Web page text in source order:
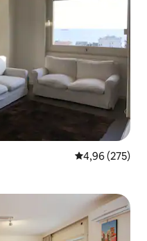
4,96 de uma
4,96 (275)
hóspedes